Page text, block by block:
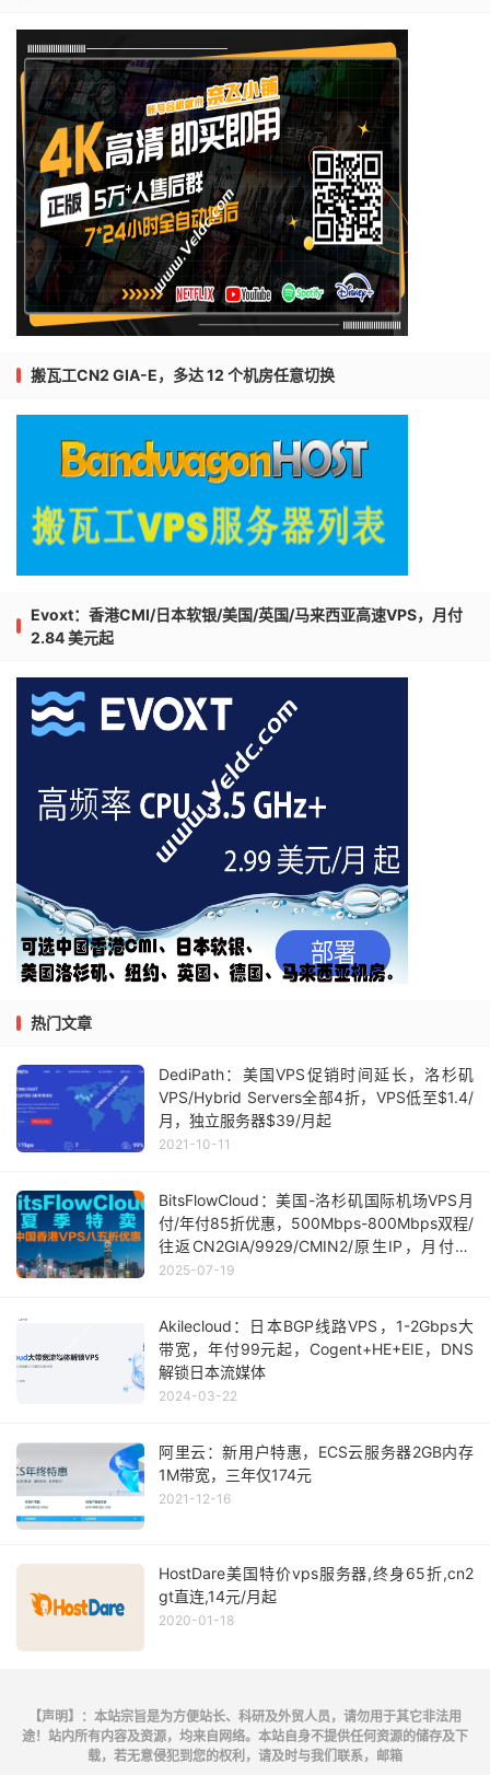
搬瓦工CN2 GIA-E，多达 12 个机房任意切换
Evoxt：香港CMI/日本软银/美国/英国/马来西亚高速VPS，月付
2.84 美元起
热门文章
DediPath：美国VPS促销时间延长，洛杉矶
VPS/Hybrid Servers全部4折，VPS低至$1.4/
月，独立服务器$39/月起
2021-10-11
BitsFlowCloud：美国-洛杉矶国际机场VPS月
付/年付85折优惠，500Mbps-800Mbps双程/
往返CN2GIA/9929/CMIN2/原生IP，月付29
元，年付272元起
2025-07-19
Akilecloud：日本BGP线路VPS，1-2Gbps大
带宽，年付99元起，Cogent+HE+EIE，DNS
解锁日本流媒体
2024-03-22
阿里云：新用户特惠，ECS云服务器2GB内存
1M带宽，三年仅174元
2021-12-16
HostDare美国特价vps服务器,终身65折,cn2
gt直连,14元/月起
2020-01-18
【声明】：本站宗旨是为方便站长、科研及外贸人员，请勿用于其它非法用
途！站内所有内容及资源，均来自网络。本站自身不提供任何资源的储存及下
载，若无意侵犯到您的权利，请及时与我们联系，邮箱